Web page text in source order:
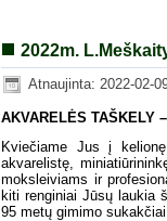
2022m.
Atnaujinta: 2022-02-
AKVARELĖS TAŠKELY
Kviečiame Jus į
akvarelistę,
moksleiviams ir
kiti renginiai Jūsų laukia
95 metų gimimo